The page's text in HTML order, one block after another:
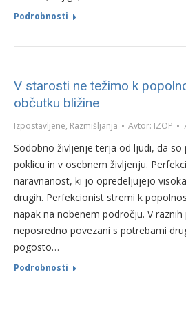
Podrobnosti
V starosti ne težimo k
občutku bližine
Izpostavljene, Razmišljanja Avtor: IZOP
Sodobno življenje terja od ljudi, da
poklicu in v osebnem življenju.
naravnanost, ki jo opredeljujejo
drugih. Perfekcionist stremi k
napak na nobenem področju. V
neposredno povezani s potrebami
pogosto…
Podrobnosti